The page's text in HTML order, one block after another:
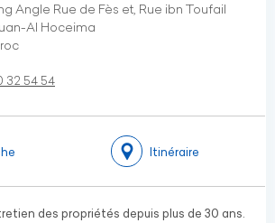
Angle Rue de Fès et, Rue ibn Toufail
Al Hoceima
32 54 54
Itinéraire
des propriétés depuis plus de 30 ans.